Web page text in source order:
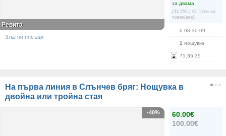
за двама
(31.25€ / 61.12лв на
човек/ден)
6.08-30.09
1 нощувка
71 :35:35
Ревита
Златни пясъци
На първа линия в Слънчев бряг: Нощувка в
двойна или тройна стая
60.00€
100.00€
-40%